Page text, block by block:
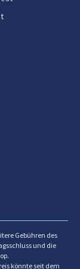
Gebühren des
und die
könnte seit dem